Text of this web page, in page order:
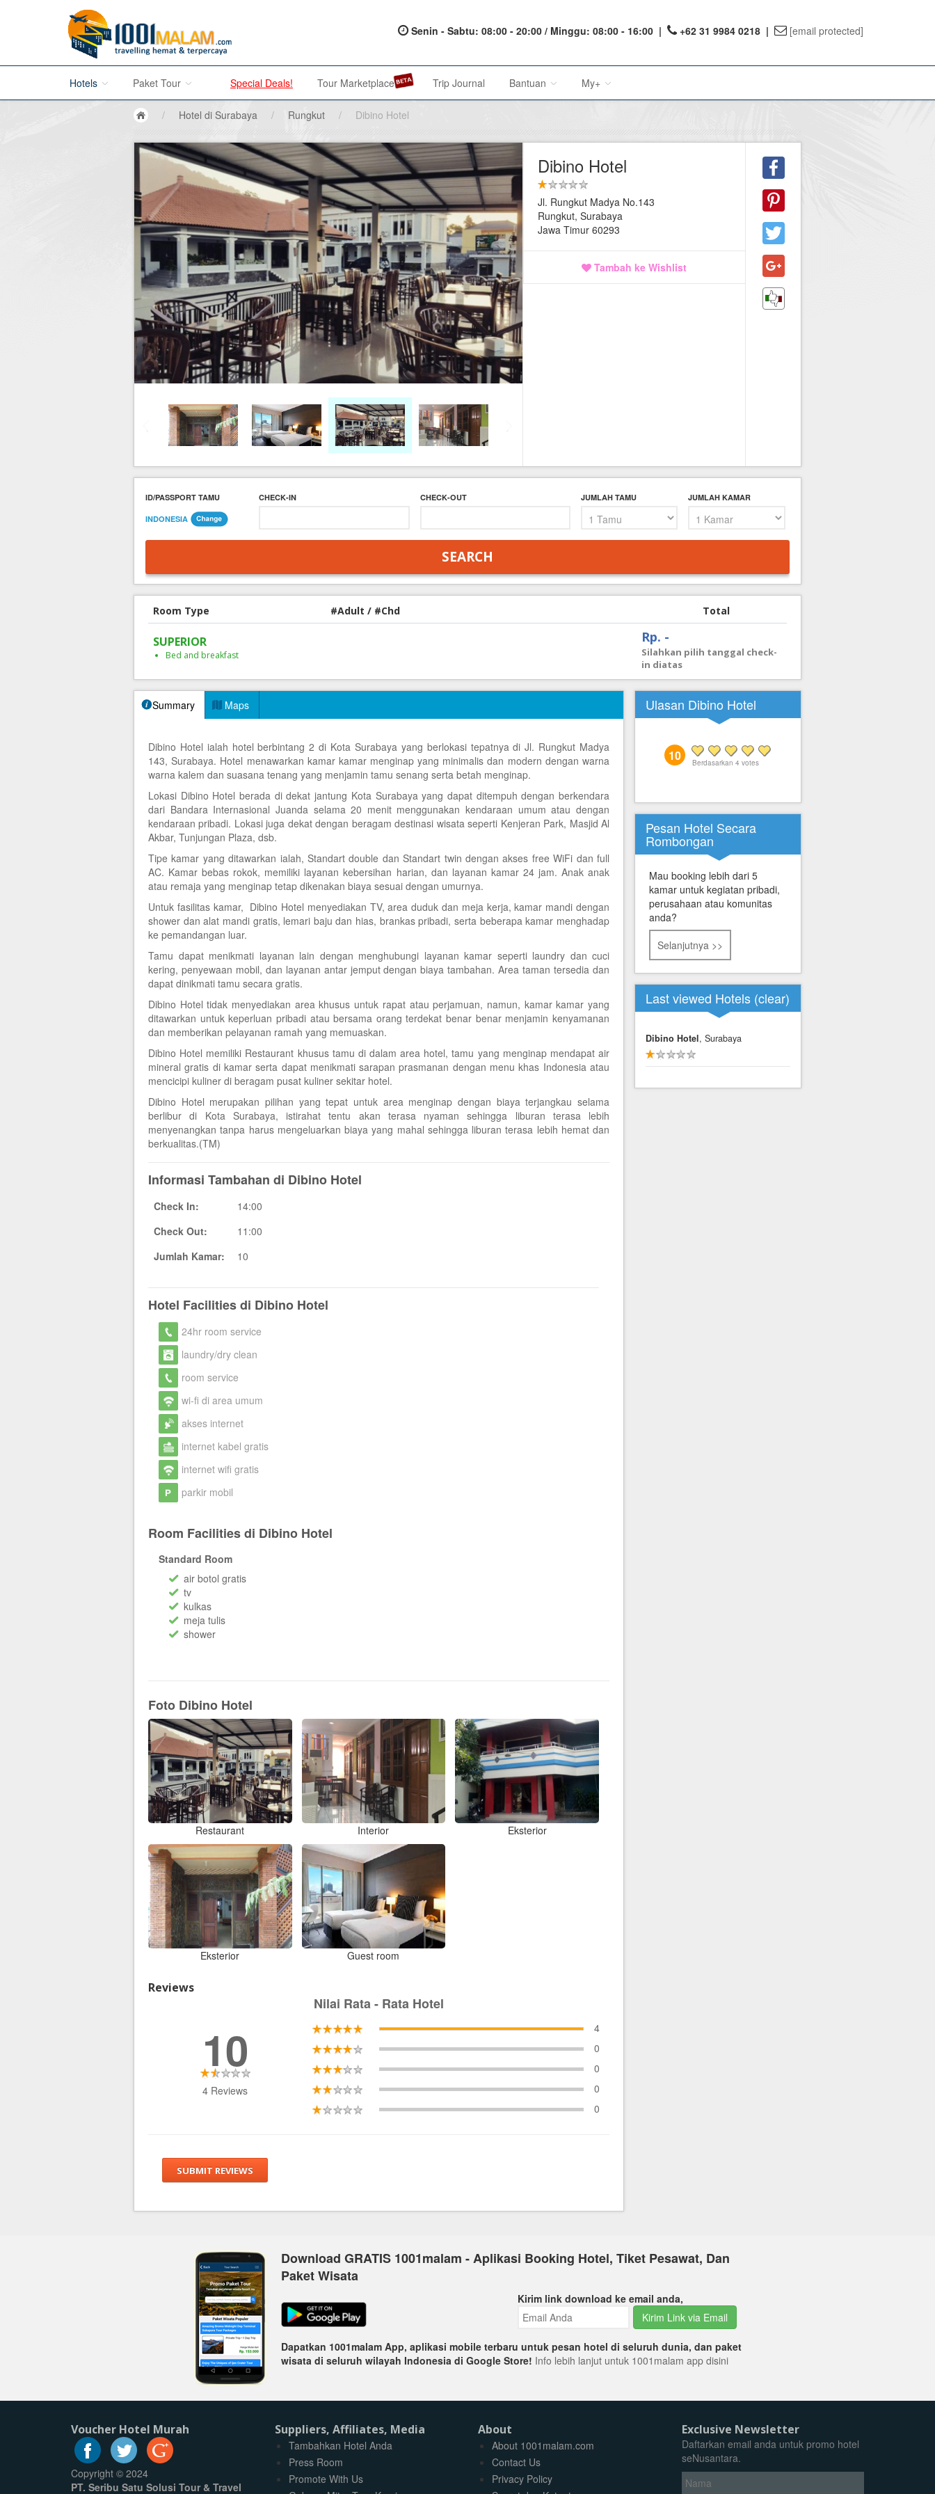
Senin - Sabtu: 08:00 - 20:00 / Minggu: 08:00 - 16:00 | +62 31 9984 0218 | [email protected]
Hotels
Hotel di Bandung
Hotel di Surabaya
Hotel di Malang
Hotel di Bromo
Hotel di Yogyakarta
Hotel di Solo (Surakarta)
Hotel di Semarang
Paket Tour
Promo Paket Tour Wisata
Tour di Madura
Tour di Bromo
Tour di Karimun Jawa
Tour di Banyuwangi
Tour di Bali
Tour di Yogya
Tour di Komodo
Tour di Lombok
Tour di Flores
Tour di Danau Toba, Medan
Special Deals! Tour Marketplace Trip Journal Bantuan
About Us
Metode Pembayaran
Terms of Service
Privacy Policy
Karir@1001malam
Saran & Keluhan
Contact Us
My+
My Account
My Reservations
Affiliate Reward
/ Hotel di Surabaya / Rungkut / Dibino Hotel
Dibino Hotel
Jl. Rungkut Madya No.143
Rungkut, Surabaya
Jawa Timur 60293
Tambah ke Wishlist
ID/PASSPORT TAMU
INDONESIA
CHECK-IN CHECK-OUT JUMLAH TAMU JUMLAH KAMAR
Room Type #Adult / #Chd Total
SUPERIOR
Bed and breakfast
Rp. -
Silahkan pilih tanggal check-
in diatas
Summary Maps
Dibino Hotel ialah hotel berbintang 2 di Kota Surabaya yang berlokasi tepatnya di Jl. Rungkut Madya
143, Surabaya. Hotel menawarkan kamar kamar menginap yang minimalis dan modern dengan warna
warna kalem dan suasana tenang yang menjamin tamu senang serta betah menginap.
Lokasi Dibino Hotel berada di dekat jantung Kota Surabaya yang dapat ditempuh dengan berkendara
dari Bandara Internasional Juanda selama 20 menit menggunakan kendaraan umum atau dengan
kendaraan pribadi. Lokasi juga dekat dengan beragam destinasi wisata seperti Kenjeran Park, Masjid Al
Akbar, Tunjungan Plaza, dsb.
Tipe kamar yang ditawarkan ialah, Standart double dan Standart twin dengan akses free WiFi dan full
AC. Kamar bebas rokok, memiliki layanan kebersihan harian, dan layanan kamar 24 jam. Anak anak
atau remaja yang menginap tetap dikenakan biaya sesuai dengan umurnya.
Untuk fasilitas kamar, Dibino Hotel menyediakan TV, area duduk dan meja kerja, kamar mandi dengan
shower dan alat mandi gratis, lemari baju dan hias, brankas pribadi, serta beberapa kamar menghadap
ke pemandangan luar.
Tamu dapat menikmati layanan lain dengan menghubungi layanan kamar seperti laundry dan cuci
kering, penyewaan mobil, dan layanan antar jemput dengan biaya tambahan. Area taman tersedia dan
dapat dinikmati tamu secara gratis.
Dibino Hotel tidak menyediakan area khusus untuk rapat atau perjamuan, namun, kamar kamar yang
ditawarkan untuk keperluan pribadi atau bersama orang terdekat benar benar menjamin kenyamanan
dan memberikan pelayanan ramah yang memuaskan.
Dibino Hotel memiliki Restaurant khusus tamu di dalam area hotel, tamu yang menginap mendapat air
mineral gratis di kamar serta dapat menikmati sarapan prasmanan dengan menu khas Indonesia atau
mencicipi kuliner di beragam pusat kuliner sekitar hotel.
Dibino Hotel merupakan pilihan yang tepat untuk area menginap dengan biaya terjangkau selama
berlibur di Kota Surabaya, istirahat tentu akan terasa nyaman sehingga liburan terasa lebih
menyenangkan tanpa harus mengeluarkan biaya yang mahal sehingga liburan terasa lebih hemat dan
berkualitas.(TM)
Informasi Tambahan di Dibino Hotel
Check In:
14:00
Check Out:
11:00
Jumlah Kamar:
10
Hotel Facilities di Dibino Hotel
24hr room service
laundry/dry clean
room service
wi-fi di area umum
akses internet
internet kabel gratis
internet wifi gratis
parkir mobil
Room Facilities di Dibino Hotel
Standard Room
air botol gratis
tv
kulkas
meja tulis
shower
Foto Dibino Hotel
Restaurant Interior Eksterior
Eksterior Guest room
Reviews
Nilai Rata - Rata Hotel
10
4 Reviews
4
0
0
0
0
SUBMIT REVIEWS
Ulasan Dibino Hotel
10 Berdasarkan 4 votes
Pesan Hotel Secara
Rombongan
Mau booking lebih dari 5
kamar untuk kegiatan pribadi,
perusahaan atau komunitas
anda?
Selanjutnya >>
Last viewed Hotels (clear)
Dibino Hotel, Surabaya
Download GRATIS 1001malam - Aplikasi Booking Hotel, Tiket Pesawat, Dan
Paket Wisata
Kirim link download ke email anda,
Kirim Link via Email
Dapatkan 1001malam App, aplikasi mobile terbaru untuk pesan hotel di seluruh dunia, dan paket
wisata di seluruh wilayah Indonesia di Google Store! Info lebih lanjut untuk 1001malam app disini
Voucher Hotel Murah
Copyright © 2024
PT. Seribu Satu Solusi Tour & Travel
Suppliers, Affiliates, Media
Tambahkan Hotel Anda
Press Room
Promote With Us
About
About 1001malam.com
Contact Us
Privacy Policy
Exclusive Newsletter
Daftarkan email anda untuk promo hotel
seNusantara.